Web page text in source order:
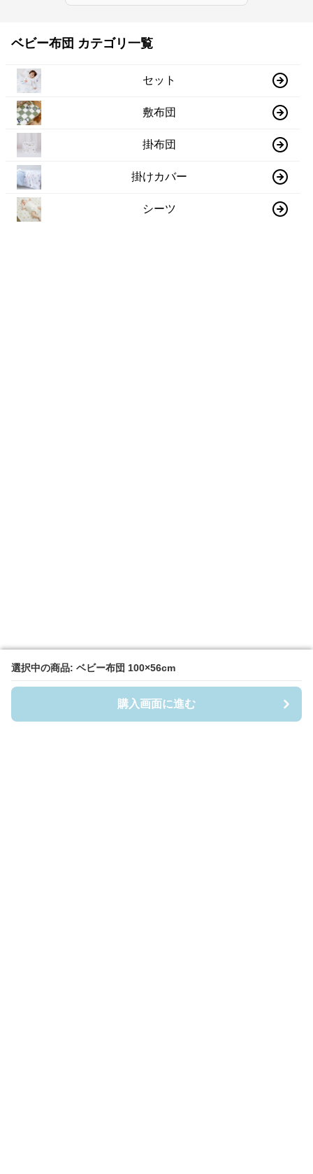
選択中の商品: ベビー布団 100×56cm
購入画面に進む
選択中の商品: ベビー布団 100×56cm
購入画面に進む
ベビー布団 カテゴリ一覧
セット
敷布団
掛布団
掛けカバー
シーツ